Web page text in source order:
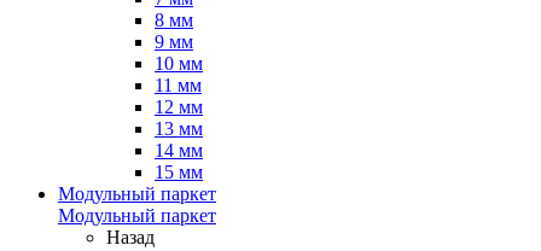
8 мм
9 мм
10 мм
11 мм
12 мм
13 мм
14 мм
15 мм
Модульный паркет
Модульный паркет
Назад